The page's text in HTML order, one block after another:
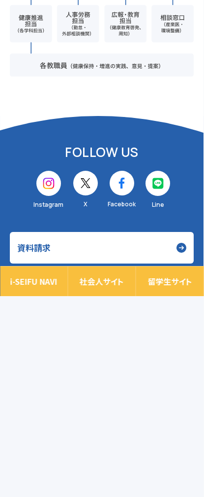
FOLLOW US
Instagram X Facebook Line
資料請求
オープンキャンパス申し込み
i-SEIFU NAVI 社会人サイト 留学生サイト